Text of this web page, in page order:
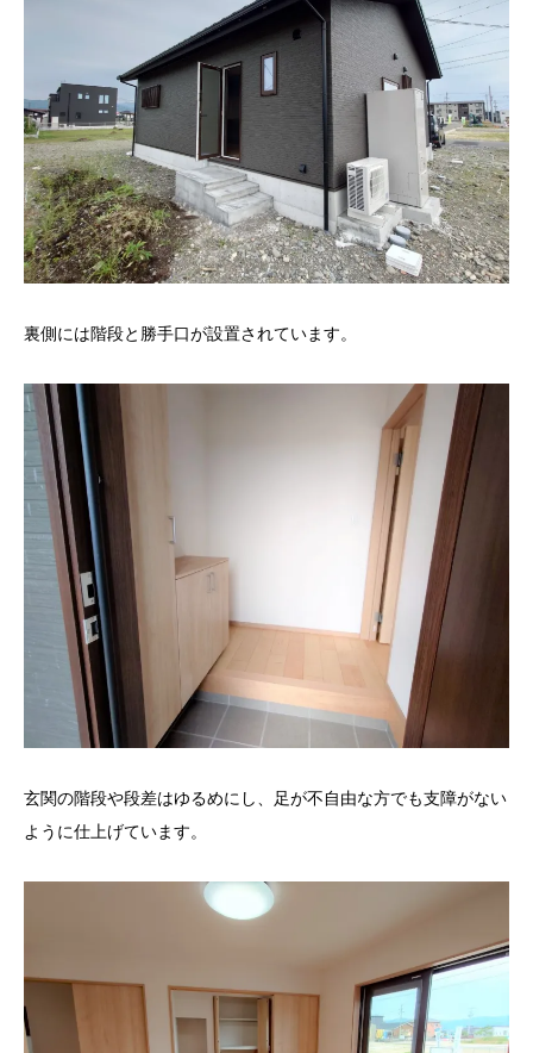
裏側には階段と勝手口が設置されています。
玄関の階段や段差はゆるめにし、足が不自由な方でも支障がない
ように仕上げています。